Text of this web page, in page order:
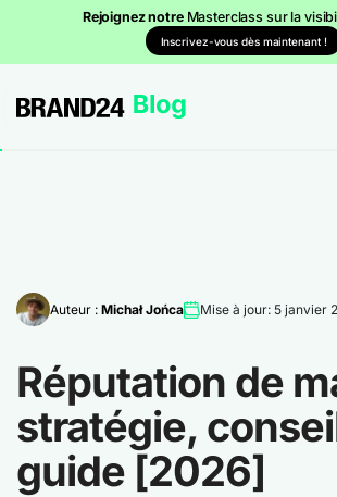
Rejoignez notre Masterclass sur la
Inscrivez-vous dès maintenant !
Auteur : Michał Jońca Mise à jour: 5 janvier
Réputation de
stratégie,
guide [2026]